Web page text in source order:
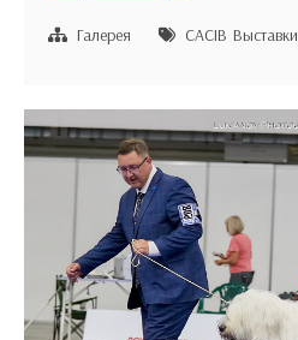
CACIB
Галерея CACIB Выставки